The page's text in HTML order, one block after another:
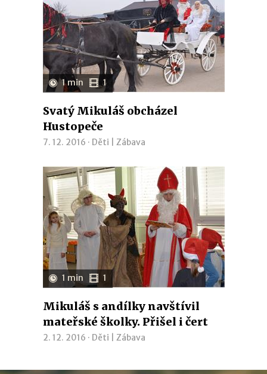
1 min 1
Svatý Mikuláš obcházel
Hustopeče
7. 12. 2016 · Děti Zábava
1 min 1
Mikuláš s andílky navštívil
mateřské školky. Přišel i čert
2. 12. 2016 · Děti Zábava